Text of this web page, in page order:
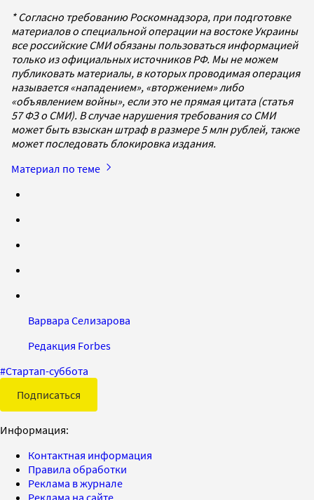
* Согласно требованию Роскомнадзора, при подготовке
материалов о специальной операции на востоке Украины
все российские СМИ обязаны пользоваться информацией
только из официальных источников РФ. Мы не можем
публиковать материалы, в которых проводимая операция
называется «нападением», «вторжением» либо
«объявлением войны», если это не прямая цитата (статья
57 ФЗ о СМИ). В случае нарушения требования со СМИ
может быть взыскан штраф в размере 5 млн рублей, также
может последовать блокировка издания.
Материал по теме
Варвара Селизарова
Редакция Forbes
#Стартап-суббота
Подписаться
Информация:
Контактная информация
Правила обработки
Реклама в журнале